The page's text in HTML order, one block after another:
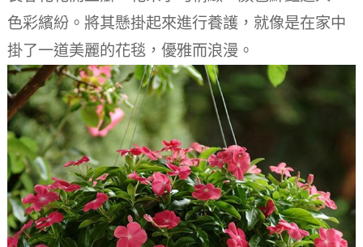
色彩繽紛。 將其懸掛起來進行養護，就像是在家中
掛了一道美麗的花毯，優雅而浪漫。